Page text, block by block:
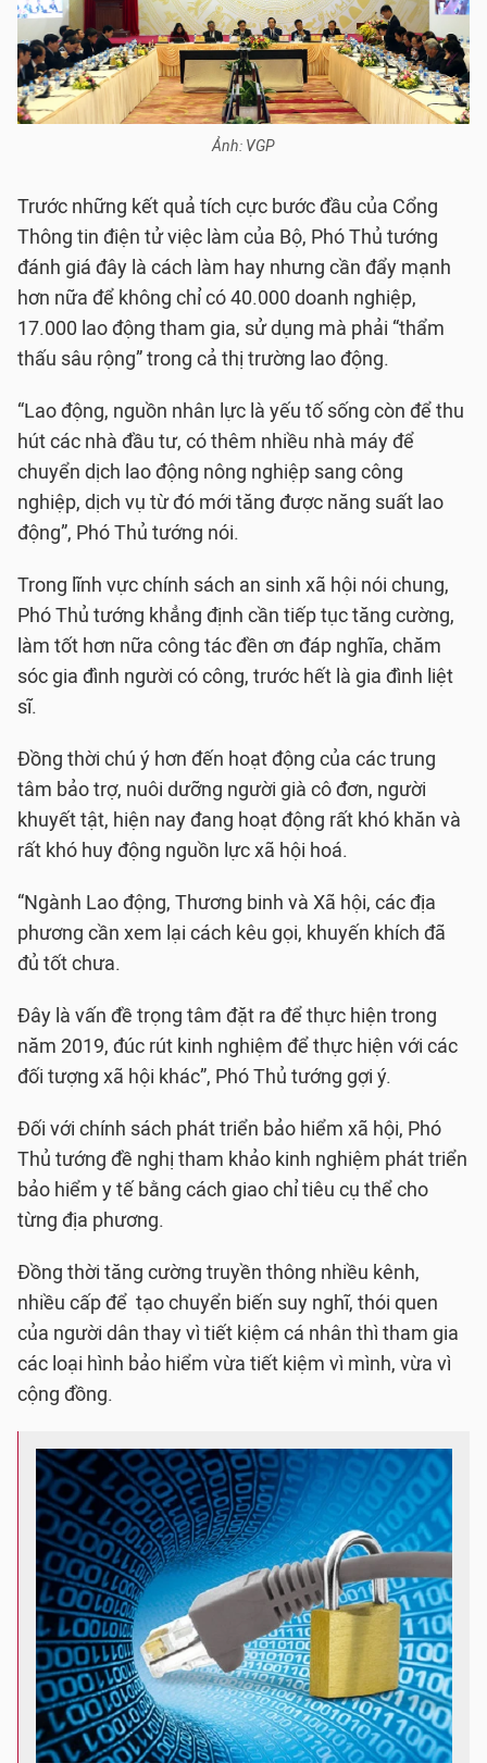
Ảnh: VGP
Trước những kết quả tích cực bước đầu của Cổng
Thông tin điện tử việc làm của Bộ, Phó Thủ tướng
đánh giá đây là cách làm hay nhưng cần đẩy mạnh
hơn nữa để không chỉ có 40.000 doanh nghiệp,
17.000 lao động tham gia, sử dụng mà phải “thẩm
thấu sâu rộng” trong cả thị trường lao động.
“Lao động, nguồn nhân lực là yếu tố sống còn để thu
hút các nhà đầu tư, có thêm nhiều nhà máy để
chuyển dịch lao động nông nghiệp sang công
nghiệp, dịch vụ từ đó mới tăng được năng suất lao
động”, Phó Thủ tướng nói.
Trong lĩnh vực chính sách an sinh xã hội nói chung,
Phó Thủ tướng khẳng định cần tiếp tục tăng cường,
làm tốt hơn nữa công tác đền ơn đáp nghĩa, chăm
sóc gia đình người có công, trước hết là gia đình liệt
sĩ.
Đồng thời chú ý hơn đến hoạt động của các trung
tâm bảo trợ, nuôi dưỡng người già cô đơn, người
khuyết tật, hiện nay đang hoạt động rất khó khăn và
rất khó huy động nguồn lực xã hội hoá.
“Ngành Lao động, Thương binh và Xã hội, các địa
phương cần xem lại cách kêu gọi, khuyến khích đã
đủ tốt chưa.
Đây là vấn đề trọng tâm đặt ra để thực hiện trong
năm 2019, đúc rút kinh nghiệm để thực hiện với các
đối tượng xã hội khác”, Phó Thủ tướng gợi ý.
Đối với chính sách phát triển bảo hiểm xã hội, Phó
Thủ tướng đề nghị tham khảo kinh nghiệm phát triển
bảo hiểm y tế bằng cách giao chỉ tiêu cụ thể cho
từng địa phương.
Đồng thời tăng cường truyền thông nhiều kênh,
nhiều cấp để tạo chuyển biến suy nghĩ, thói quen
của người dân thay vì tiết kiệm cá nhân thì tham gia
các loại hình bảo hiểm vừa tiết kiệm vì mình, vừa vì
cộng đồng.